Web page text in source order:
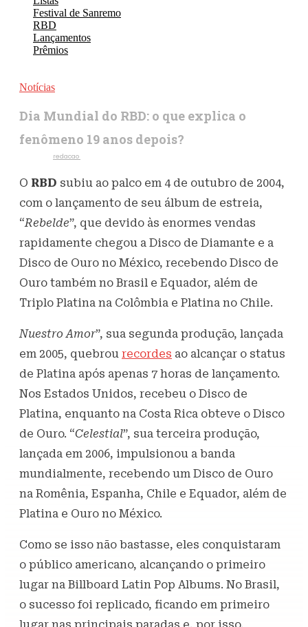
Festival de Sanremo
RBD
Lançamentos
Prêmios
Notícias
Dia Mundial do RBD: o que explica o
fenômeno 19 anos depois?
redacao
O RBD subiu ao palco em 4 de outubro de 2004,
com o lançamento de seu álbum de estreia,
“Rebelde”, que devido às enormes vendas
rapidamente chegou a Disco de Diamante e a
Disco de Ouro no México, recebendo Disco de
Ouro também no Brasil e Equador, além de
Triplo Platina na Colômbia e Platina no Chile.
Nuestro Amor”, sua segunda produção, lançada
em 2005, quebrou recordes ao alcançar o status
de Platina após apenas 7 horas de lançamento.
Nos Estados Unidos, recebeu o Disco de
Platina, enquanto na Costa Rica obteve o Disco
de Ouro. “Celestial”, sua terceira produção,
lançada em 2006, impulsionou a banda
mundialmente, recebendo um Disco de Ouro
na Romênia, Espanha, Chile e Equador, além de
Platina e Ouro no México.
Como se isso não bastasse, eles conquistaram
o público americano, alcançando o primeiro
lugar na Billboard Latin Pop Albums. No Brasil,
o sucesso foi replicado, ficando em primeiro